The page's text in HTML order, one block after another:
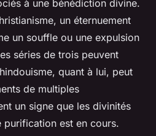
à une bénédiction divine.
un éternuement
un souffle ou une expulsion
séries de trois peuvent
quant à lui, peut
de multiples
un signe que les divinités
purification est en cours.